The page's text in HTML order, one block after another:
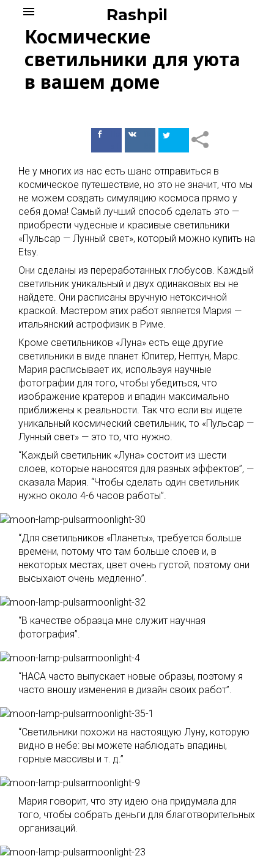
content
Rashpil
menu
Космические
светильники для уюта
в вашем доме
ПоделитьсяПоделиться
Не у многих из нас есть шанс отправиться в
космическое путешествие, но это не значит, что мы
не можем создать симуляцию космоса прямо у
себя дома! Самый лучший способ сделать это —
приобрести чудесные и красивые светильники
«Пульсар — Лунный свет», который можно купить на
Etsy.
Они сделаны из переработанных глобусов. Каждый
светильник уникальный и двух одинаковых вы не
найдете. Они расписаны вручную нетоксичной
краской. Мастером этих работ является Мария —
итальянский астрофизик в Риме.
Кроме светильников «Луна» есть еще другие
светильники в виде планет Юпитер, Нептун, Марс.
Мария расписывает их, используя научные
фотографии для того, чтобы убедиться, что
изображение кратеров и впадин максимально
приближены к реальности. Так что если вы ищете
уникальный космический светильник, то «Пульсар —
Лунный свет» — это то, что нужно.
“Каждый светильник «Луна» состоит из шести
слоев, которые наносятся для разных эффектов”, —
сказала Мария. “Чтобы сделать один светильник
нужно около 4-6 часов работы”.
“Для светильников «Планеты», требуется больше
времени, потому что там больше слоев и, в
некоторых местах, цвет очень густой, поэтому они
высыхают очень медленно”.
“В качестве образца мне служит научная
фотография”.
“НАСА часто выпускает новые образы, поэтому я
часто вношу изменения в дизайн своих работ”.
“Светильники похожи на настоящую Луну, которую
видно в небе: вы можете наблюдать впадины,
горные массивы и т. д.”
Мария говорит, что эту идею она придумала для
того, чтобы собрать деньги для благотворительных
организаций.